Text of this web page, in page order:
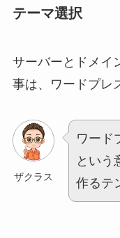
テーマ選択
サーバーとドメイ
事は、ワードプレ
ザクラス
ワード
という
作るテ